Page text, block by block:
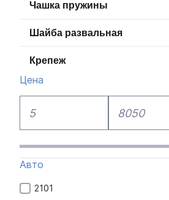
Чашка пружины
Шайба развальная
Крепеж
Цена
Авто
2101